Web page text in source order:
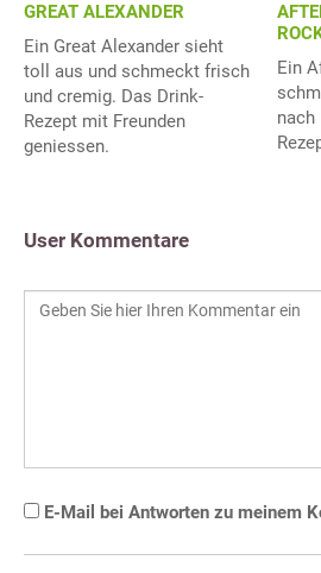
GREAT ALEXANDER
Ein Great Alexander sieht
toll aus und schmeckt frisch
und cremig. Das Drink-
Rezept mit Freunden
geniessen.
Ein
nach
User Kommentare
E-Mail bei Antworten zu meinem